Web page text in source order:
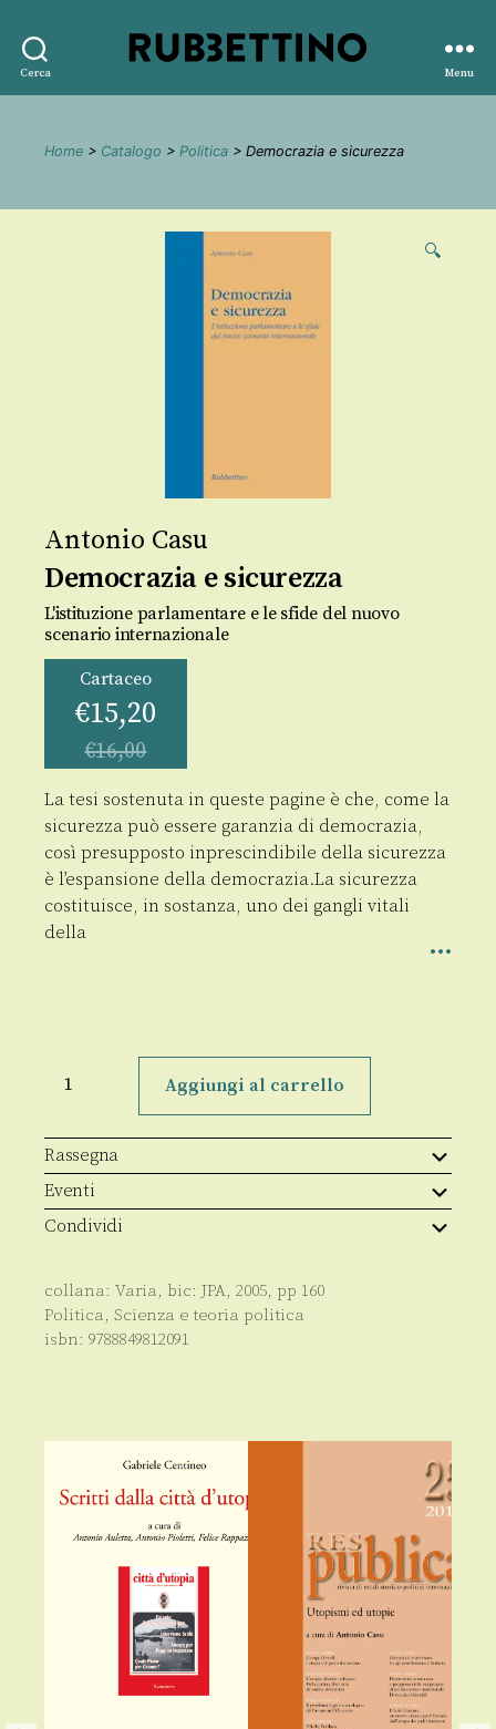
Cerca
editore
Menu
Home > Catalogo > Politica > Democrazia e sicurezza
🔍
Antonio Casu
Democrazia e sicurezza
L'istituzione parlamentare e le sfide del nuovo
scenario internazionale
Cartaceo
€15,20
€16,00
La tesi sostenuta in queste pagine è che, come la
sicurezza può essere garanzia di democrazia,
così presupposto inprescindibile della sicurezza
è l’espansione della democrazia.La sicurezza
costituisce, in sostanza, uno dei gangli vitali
della
Democrazia
Aggiungi al carrello
Rassegna
Eventi
Condividi
collana: Varia, bic: JPA, 2005, pp 160
Politica, Scienza e teoria politica
isbn: 9788849812091